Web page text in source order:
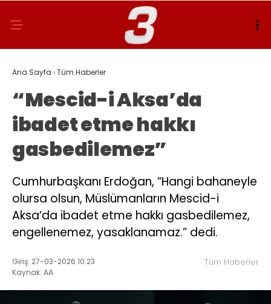
Ana Sayfa ›Tüm Haberler
“Mescid-i Aksa’da
ibadet etme hakkı
gasbedilemez”
Cumhurbaşkanı Erdoğan, “Hangi bahaneyle
olursa olsun, Müslümanların Mescid-i
Aksa’da ibadet etme hakkı gasbedilemez,
engellenemez, yasaklanamaz.” dedi.
Giriş: 27-03-2026 10:23
Kaynak: AA
Tüm Haberler